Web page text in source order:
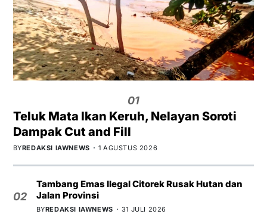
01
Teluk Mata Ikan Keruh, Nelayan Soroti
Dampak Cut and Fill
BYREDAKSI IAWNEWS 1 AGUSTUS 2026
02
Tambang Emas Ilegal Citorek Rusak Hutan dan
Jalan Provinsi
BYREDAKSI IAWNEWS 31 JULI 2026